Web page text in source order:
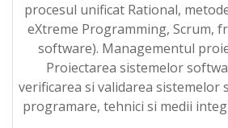
procesul unificat Rational,
eXtreme Programming, Scrum,
software). Managementul
Proiectarea sistemelor
verificarea si validarea sistemelor
programare, tehnici si medii